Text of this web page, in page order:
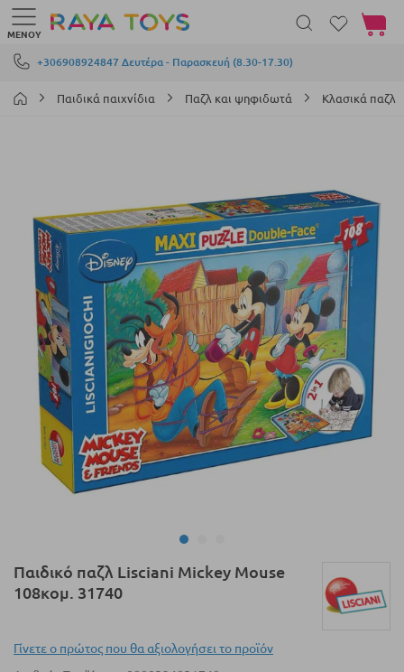
Μετάβαση στο περιεχόμενο
+306908924847 Δευτέρα - Παρασκευή (8.30-17.30)
ΜΕΝΟΎ
Το
Παιδικά παιχνίδια Παζλ και ψηφιδωτά Κλασικά παζλ
συλλογής
εικόνων
Μετάβαση
στην
συλλογής
Παιδικό παζλ Lisciani Mickey Mouse
108κομ. 31740
Γίνετε ο πρώτος που θα αξιολογήσει το προϊόν